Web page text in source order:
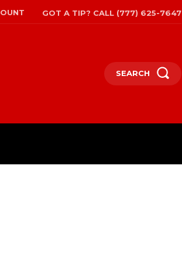
GOT A TIP? CALL (777) 625-7647
SEARCH